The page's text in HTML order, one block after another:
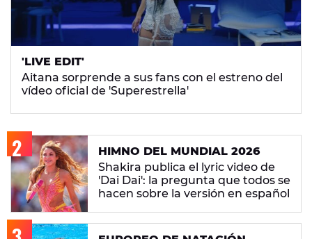
'LIVE EDIT'
Aitana sorprende a sus fans con el estreno del
vídeo oficial de 'Superestrella'
HIMNO DEL MUNDIAL 2026
Shakira publica el lyric video de
'Dai Dai': la pregunta que todos se
hacen sobre la versión en español